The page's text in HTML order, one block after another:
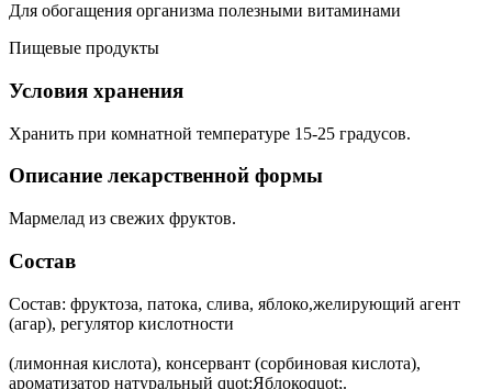
Для обогащения организма полезными витаминами
Пищевые продукты
Условия хранения
Хранить при комнатной температуре 15-25 градусов.
Описание лекарственной формы
Мармелад из свежих фруктов.
Состав
Состав: фруктоза, патока, слива, яблоко,желирующий агент
(агар), регулятор кислотности
(лимонная кислота), консервант (сорбиновая кислота),
ароматизатор натуральный quot;Яблокоquot;.